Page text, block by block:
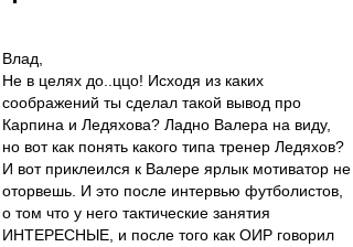
Влад,
Не в целях до..ццо! Исходя из каких
соображений ты сделал такой вывод про
Карпина и Ледяхова? Ладно Валера на виду,
но вот как понять какого типа тренер Ледяхов?
И вот приклеился к Валере ярлык мотиватор не
оторвешь. И это после интервью футболистов,
о том что у него тактические занятия
ИНТЕРЕСНЫЕ, и после того как ОИР говорил